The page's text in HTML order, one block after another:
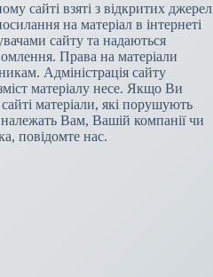
сайті взяті з відкритих джерел
на матеріал в інтернеті
сайту та надаються
Права на матеріали
Адміністрація сайту
матеріалу несе. Якщо Ви
матеріали, які порушують
Вам, Вашій компанії чи
повідомте нас.